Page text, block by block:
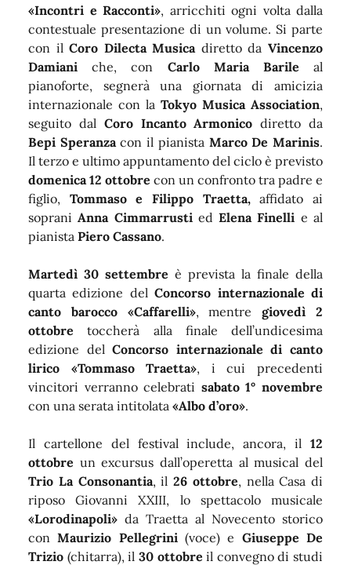
«Incontri e Racconti», arricchiti ogni volta dalla
contestuale presentazione di un volume. Si parte
con ilCoro Dilecta Musica diretto daVincenzo
Damiani che, con Carlo Maria Barile al
pianoforte, segnerà una giornata di amicizia
internazionale con la Tokyo Musica Association,
seguito dal Coro Incanto Armonico diretto da
Bepi Speranzacon il pianista Marco De Marinis.
Il terzo e ultimo appuntamento del ciclo è previsto
domenica 12 ottobre con un confronto tra padre e
figlio, Tommaso e Filippo Traetta, affidato ai
sopraniAnna CimmarrustiedElena Finelli e al
pianista Piero Cassano.
Martedì 30 settembre è prevista la finale della
quarta edizione delConcorso internazionale di
canto barocco «Caffarelli», mentregiovedì
2
ottobre toccherà alla finale dell’undicesima
edizione delConcorso internazionale di canto
lirico «Tommaso Traetta», i cui precedenti
vincitori verranno celebrati sabato 1° novembre
con una serata intitolata «Albo d’oro».
Il cartellone del festival include, ancora, il 12
ottobre un excursus dall’operetta al musical del
Trio La Consonantia, il 26 ottobre, nella Casa di
riposo Giovanni XXIII, lo spettacolo musicale
«Lorodinapoli» da Traetta al Novecento storico
conMaurizio Pellegrini(voce) e Giuseppe De
Trizio (chitarra), il 30 ottobre il convegno di studi